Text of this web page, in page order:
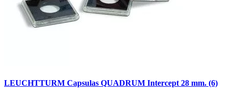
LEUCHTTURM Capsulas QUADRUM Intercept 28 mm. (6)